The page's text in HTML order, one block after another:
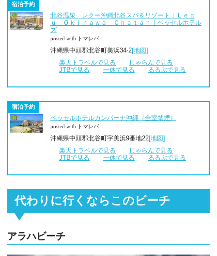
宿泊予約
北谷温泉 レクー沖縄北谷スパ＆リゾート｜Ｌｅｑ
ｕ Ｏｋｉｎａｗａ Ｃｈａｔａｎ｜ベッセルホテル
ズ
posted with トマレバ
沖縄県中頭郡北谷町美浜34-2[地図]
楽天トラベルで見る
じゃらんで見る
JTBで見る
一休で見る るるぶで見る
宿泊予約
ベッセルホテルカンパーナ沖縄（全室禁煙）
posted with トマレバ
沖縄県中頭郡北谷町字美浜9番地22[地図]
楽天トラベルで見る
じゃらんで見る
JTBで見る
一休で見る るるぶで見る
代わりに行くならこのビーチ
アラハビーチ